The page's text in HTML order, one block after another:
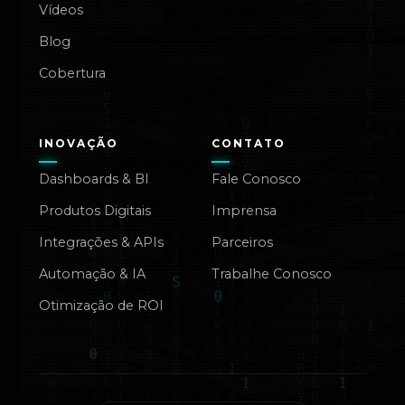
Vídeos
Blog
Cobertura
INOVAÇÃO
Dashboards & BI
Produtos Digitais
Integrações & APIs
Automação & IA
Otimização de ROI
CONTATO
Fale Conosco
Imprensa
Parceiros
Trabalhe Conosco